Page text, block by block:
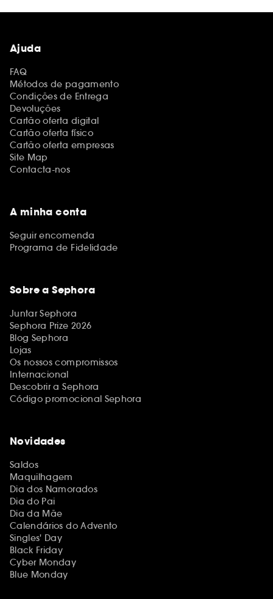
Ajuda
FAQ
Métodos de pagamento
Condições de Entrega
Devoluções
Cartão oferta digital
Cartão oferta físico
Cartão oferta empresas
Site Map
Contacta-nos
A minha conta
Seguir encomenda
Programa de Fidelidade
Sobre a Sephora
Juntar Sephora
Sephora Prize 2026
Blog Sephora
Lojas
Os nossos compromissos
Internacional
Descobrir a Sephora
Código promocional Sephora
Novidades
Saldos
Maquilhagem
Dia dos Namorados
Dia do Pai
Dia da Mãe
Calendários do Advento
Singles' Day
Black Friday
Cyber Monday
Blue Monday